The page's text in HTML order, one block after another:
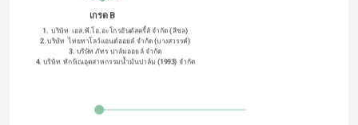
เกรด B
1.  บริษัท  เอส.พี.โอ.อะโกรอินดัสตรี้ส์ จํากัด (สิชล)
2. บริษัท  ไทยทาโลว์แอนด์ออยล์ จํากัด (บางสวรรค์)
3. บริษัท ภัทร ปาล์มออยล์ จำกัด
4. บริษัท  ทักษิณอุตสาหกรรมน้ำมันปาล์ม (1993) จํากัด